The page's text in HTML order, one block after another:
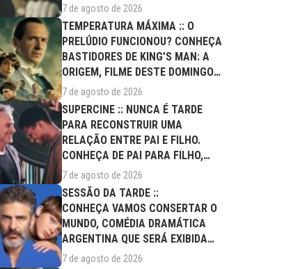
DRAMA FAMILIAR
7 de agosto de 2026
TEMPERATURA MÁXIMA :: O
PRELÚDIO FUNCIONOU? CONHEÇA
BASTIDORES DE KING’S MAN: A
ORIGEM, FILME DESTE DOMINGO
(09/08)
7 de agosto de 2026
SUPERCINE :: NUNCA É TARDE
PARA RECONSTRUIR UMA
RELAÇÃO ENTRE PAI E FILHO.
CONHEÇA DE PAI PARA FILHO,
FILME DESTE...
7 de agosto de 2026
SESSÃO DA TARDE ::
CONHEÇA VAMOS CONSERTAR O
MUNDO, COMÉDIA DRAMÁTICA
ARGENTINA QUE SERÁ EXIBIDA
NESTA SEXTA (07/08)
7 de agosto de 2026